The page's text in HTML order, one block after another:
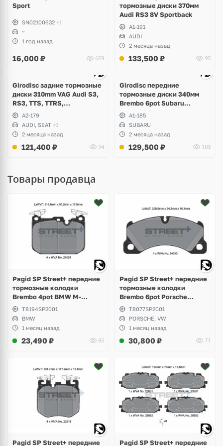
Sport
SN02100632 +1
~
1 год назад
16,000 ₽ 609
тормозные диски 370мм
Audi RS3 8V Sportback
A1-191
AUDI
2 месяца назад
133,500 ₽ 95
Girodisc задние тормозные
диски 310mm VAG Audi S3,
RS3, TTS, TTRS,
Volkswagen Golf R, Passat,
Arteon, Tiguan, Seat Leon,
Formentor Cupra
A2-179
AUDI, SEAT +1
2 месяца назад
121,400 ₽ 94
Girodisc передние
тормозные диски 340мм
Brembo 6pot Subaru
Impreza WRX STI Spec-C
A1-185
SUBARU
2 месяца назад
129,500 ₽ 103
Товары продавца
Pagid SP Street+ передние
тормозные колодки
Brembo 4pot BMW M-
Perfomance F-Series, M2
F87, M3 F80, M4 F82
T8194SP2001
BMW
1 месяц назад
23,490 ₽ 85
Pagid SP Street+ передние
тормозные колодки
Brembo 6pot Porsche
Cayenne 955, 957,
Panamera 970, 971,
Volkswagen Touareg GP, NF
T8077SP2001
PORSCHE, VW
1 месяц назад
30,800 ₽ 71
Pagid SP Street+ передние
Pagid SP Street+ передние